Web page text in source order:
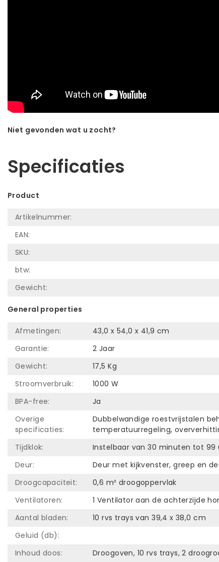
Niet gevonden wat u zocht?
Specificaties
Product
Artikelnummer:
EAN:
SKU:
btw:
Gewicht:
General properties
Afmetingen:
43,0 x 54,0 x 41,9 cm
Garantie:
2 Jaar
Gewicht:
17,5 Kg
Stroomverbruik:
1000 W
BPA-free:
Ja
Overige
specificaties:
Dubbelwandige roestvrijstalen
temperatuurregeling,
Tijdklok:
Instelbaar van 30 minuten tot
Deur:
Deur met kijkvenster, greep en
Droogcapaciteit:
0,6 m² droogoppervlak
Ventilatoren:
1 Ventilator aan de achterzijde
Aantal bladen:
10 rvs trays van 39,4 x 38,0 cm
Geluid (db):
Inhoud doos:
Droogoven, 10 rvs trays, 2